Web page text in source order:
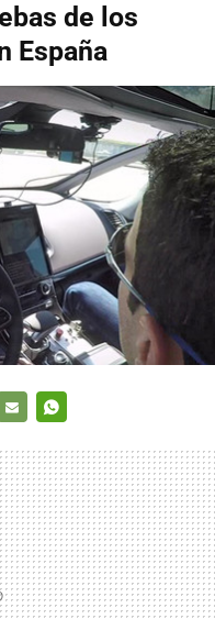
de los
España
MAIL